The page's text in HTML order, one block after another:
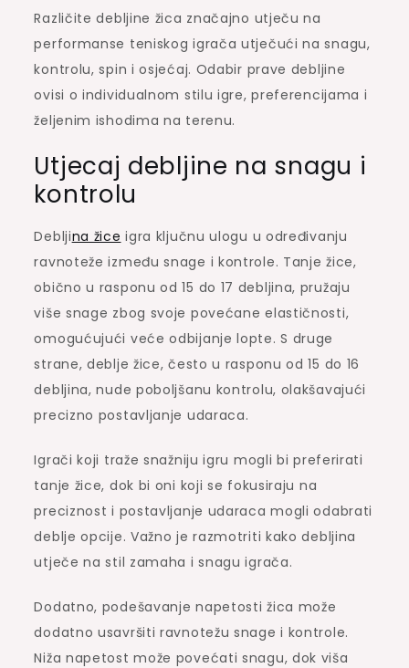
Različite debljine žica značajno utječu na
performanse teniskog igrača utječući na snagu,
kontrolu, spin i osjećaj. Odabir prave debljine
ovisi o individualnom stilu igre, preferencijama i
željenim ishodima na terenu.
Utjecaj debljine na snagu i
kontrolu
Debljina žice igra ključnu ulogu u određivanju
ravnoteže između snage i kontrole. Tanje žice,
obično u rasponu od 15 do 17 debljina, pružaju
više snage zbog svoje povećane elastičnosti,
omogućujući veće odbijanje lopte. S druge
strane, deblje žice, često u rasponu od 15 do 16
debljina, nude poboljšanu kontrolu, olakšavajući
precizno postavljanje udaraca.
Igrači koji traže snažniju igru mogli bi preferirati
tanje žice, dok bi oni koji se fokusiraju na
preciznost i postavljanje udaraca mogli odabrati
deblje opcije. Važno je razmotriti kako debljina
utječe na stil zamaha i snagu igrača.
Dodatno, podešavanje napetosti žica može
dodatno usavršiti ravnotežu snage i kontrole.
Niža napetost može povećati snagu, dok viša